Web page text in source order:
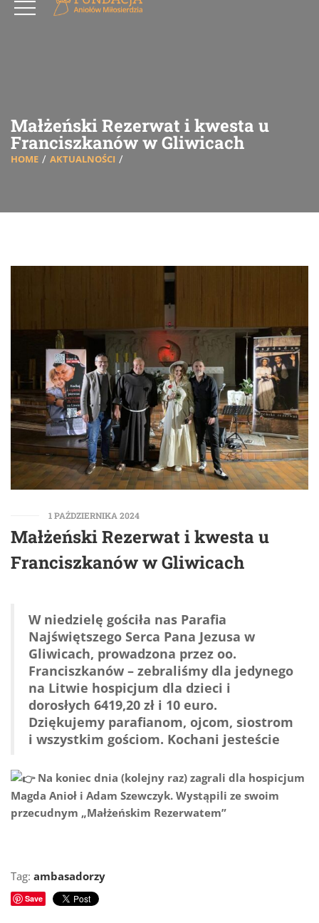
Małżeński Rezerwat i kwesta u
Franciszkanów w Gliwicach
HOME AKTUALNOŚCI
1 PAŹDZIERNIKA 2024
Małżeński Rezerwat i kwesta u
Franciszkanów w Gliwicach
W niedzielę gościła nas Parafia
Najświętszego Serca Pana Jezusa w
Gliwicach, prowadzona przez oo.
Franciszkanów – zebraliśmy dla jedynego
na Litwie hospicjum dla dzieci i
dorosłych 6419,20 zł i 10 euro.
Dziękujemy parafianom, ojcom, siostrom
i wszystkim gościom. Kochani jesteście
Na koniec dnia (kolejny raz) zagrali dla hospicjum
Magda Anioł i Adam Szewczyk. Wystąpili ze swoim
przecudnym „Małżeńskim Rezerwatem”
Tag: ambasadorzy
Save